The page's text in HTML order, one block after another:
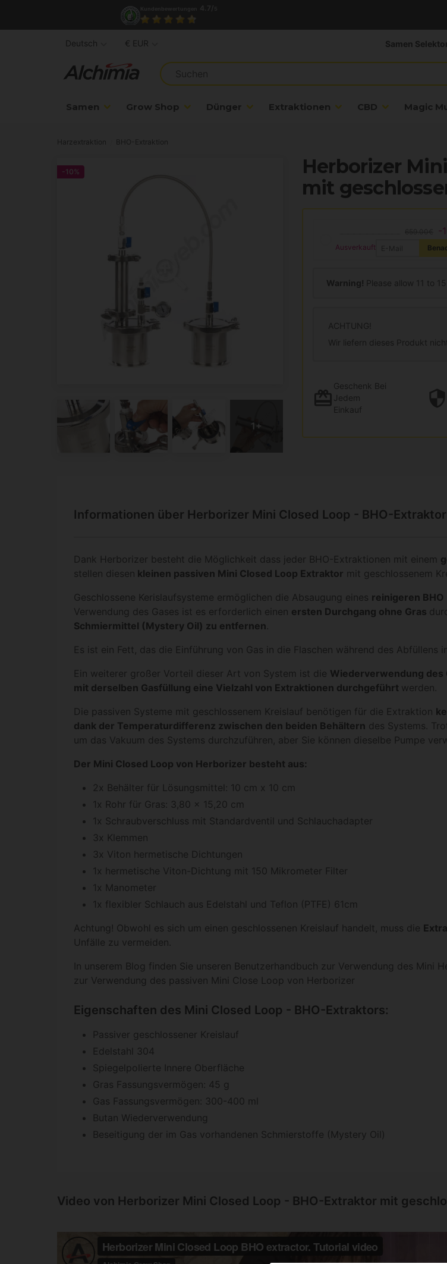
Samen Grow Shop Dünger Extraktionen CBD Magic
Samen
Deutsch € EUR
Harzextraktion BHO-Extraktion
Herborizer
mit
-10%
-
Ausverkauft
Warning! Please allow 11 to
ACHTUNG!
Wir liefern dieses Produkt
Geschenk Bei
Jedem
Einkauf
Informationen über Herborizer Mini Closed Loop - BHO-
Dank Herborizer besteht die Möglichkeit dass jeder BHO-Extraktionen mit einem
stellen diesen kleinen passiven Mini Closed Loop Extraktor mit geschlossenem
Geschlossene Kerislaufsysteme ermöglichen die Absaugung eines reinigeren BHO
Verwendung des Gases ist es erforderlich einen ersten Durchgang ohne Gras
Schmiermittel (Mystery Oil) zu entfernen
Es ist ein Fett, das die Einführung von Gas in die Flaschen während des Abfüllens
Ein weiterer großer Vorteil dieser Art von System ist die Wiederverwendung des
mit derselben Gasfüllung eine Vielzahl von Extraktionen durchgeführt werden.
Die passiven Systeme mit geschlossenem Kreislauf benötigen für die Extraktion
dank der Temperaturdifferenz zwischen den beiden Behältern des Systems.
um das Vakuum des Systems durchzuführen, aber Sie können dieselbe Pumpe
Der Mini Closed Loop von Herborizer besteht aus:
2x Behälter für Lösungsmittel: 10 cm x 10 cm
1x Rohr für Gras: 3,80 x 15,20 cm
1x Schraubverschluss mit Standardventil und Schlauchadapter
3x Klemmen
3x Viton hermetische Dichtungen
1x hermetische Viton-Dichtung mit 150 Mikrometer Filter
1x Manometer
1x flexibler Schlauch aus Edelstahl und Teflon (PTFE) 61cm
Achtung! Obwohl es sich um einen geschlossenen Kreislauf handelt, muss die
Unfälle zu vermeiden.
In unserem Blog finden Sie unseren Benutzerhandbuch zur Verwendung des Mini
zur Verwendung des passiven Mini Close Loop von Herborizer
Eigenschaften des Mini Closed Loop - BHO-Extraktors:
Passiver geschlossener Kreislauf
Edelstahl 304
Spiegelpolierte Innere Oberfläche
Gras Fassungsvermögen: 45 g
Gas Fassungsvermögen: 300-400 ml
Butan Wiederverwendung
Beseitigung der im Gas vorhandenen Schmierstoffe (Mystery Oil)
Video von Herborizer Mini Closed Loop - BHO-Extraktor mit